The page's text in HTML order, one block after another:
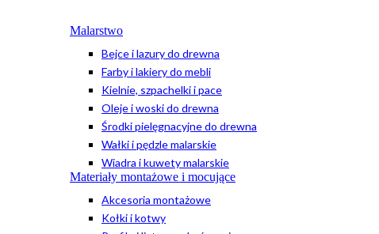
Malarstwo
Bejce i lazury do drewna
Farby i lakiery do mebli
Kielnie, szpachelki i pace
Oleje i woski do drewna
Środki pielęgnacyjne do drewna
Wałki i pędzle malarskie
Wiadra i kuwety malarskie
Materiały montażowe i mocujące
Akcesoria montażowe
Kołki i kotwy